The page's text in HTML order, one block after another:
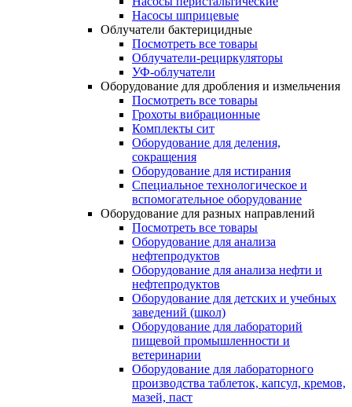
Насосы шприцевые
Облучатели бактерицидные
Посмотреть все товары
Облучатели-рециркуляторы
УФ-облучатели
Оборудование для дробления и измельчения
Посмотреть все товары
Грохоты вибрационные
Комплекты сит
Оборудование для деления,
сокращения
Оборудование для истирания
Специальное технологическое и
вспомогательное оборудование
Оборудование для разных направлений
Посмотреть все товары
Оборудование для анализа
нефтепродуктов
Оборудование для анализа нефти и
нефтепродуктов
Оборудование для детских и учебных
заведений (школ)
Оборудование для лабораторий
пищевой промышленности и
ветеринарии
Оборудование для лабораторного
производства таблеток, капсул, кремов,
мазей, паст